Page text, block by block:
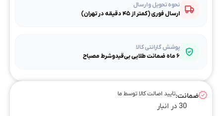
نحوه تحویل و ارسال
ارسال فوری (کمتر از ۴۵ دقیقه در تهران)
پوشش گارانتی کالا
۶ ماه ضمانت طلایی بی‌قیدوشرط مصباح
ضمانت:تایید اصالت کالا توسط ما
30 در انبار